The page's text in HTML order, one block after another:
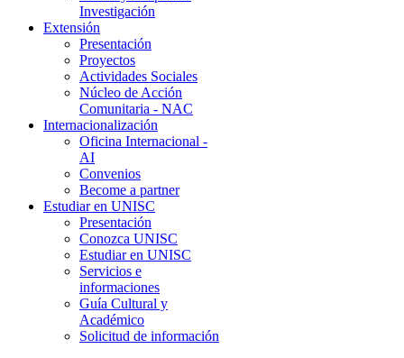
Investigación
Extensión
Presentación
Proyectos
Actividades Sociales
Núcleo de Acción
Comunitaria - NAC
Internacionalización
Oficina Internacional -
AI
Convenios
Become a partner
Estudiar en UNISC
Presentación
Conozca UNISC
Estudiar en UNISC
Servicios e
informaciones
Guía Cultural y
Académico
Solicitud de información